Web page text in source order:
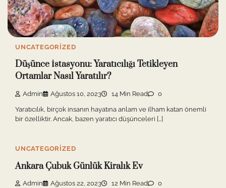
UNCATEGORIZED
Düşünce İstasyonu: Yaratıcılığı Tetikleyen
Ortamlar Nasıl Yaratılır?
Admin Ağustos 10, 2023 14 Min Read 0
Yaratıcılık, birçok insanın hayatına anlam ve ilham katan önemli
bir özelliktir. Ancak, bazen yaratıcı düşünceleri […]
UNCATEGORIZED
Ankara Çubuk Günlük Kiralık Ev
Admin Ağustos 22, 2023 12 Min Read 0